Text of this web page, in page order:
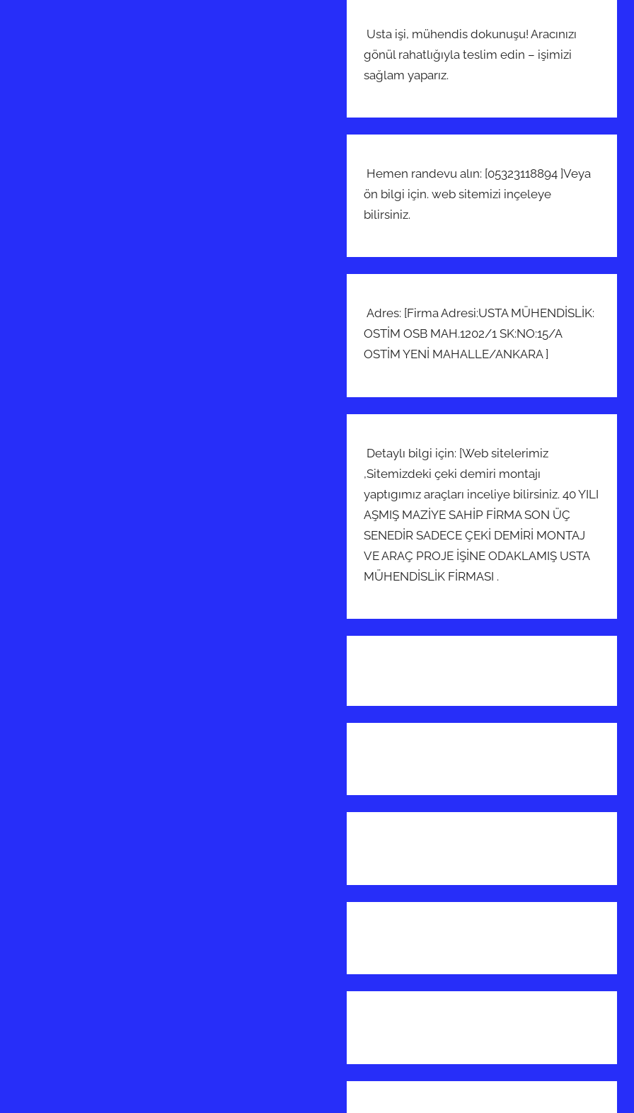
Usta işi, mühendis dokunuşu! Aracınızı
gönül rahatlığıyla teslim edin – işimizi
sağlam yaparız.
Hemen randevu alın: [05323118894 ]Veya
ön bilgi için. web sitemizi inçeleye
bilirsiniz.
Adres: [Firma Adresi:USTA MÜHENDİSLİK:
OSTİM OSB MAH.1202/1 SK:NO:15/A
OSTİM YENİ MAHALLE/ANKARA ]
Detaylı bilgi için: [Web sitelerimiz
,Sitemizdeki çeki demiri montajı
yaptıgımız araçları inceliye bilirsiniz. 40 YILI
AŞMIŞ MAZİYE SAHİP FİRMA SON ÜÇ
SENEDİR SADECE ÇEKİ DEMİRİ MONTAJ
VE ARAÇ PROJE İŞİNE ODAKLAMIŞ USTA
MÜHENDİSLİK FİRMASI .